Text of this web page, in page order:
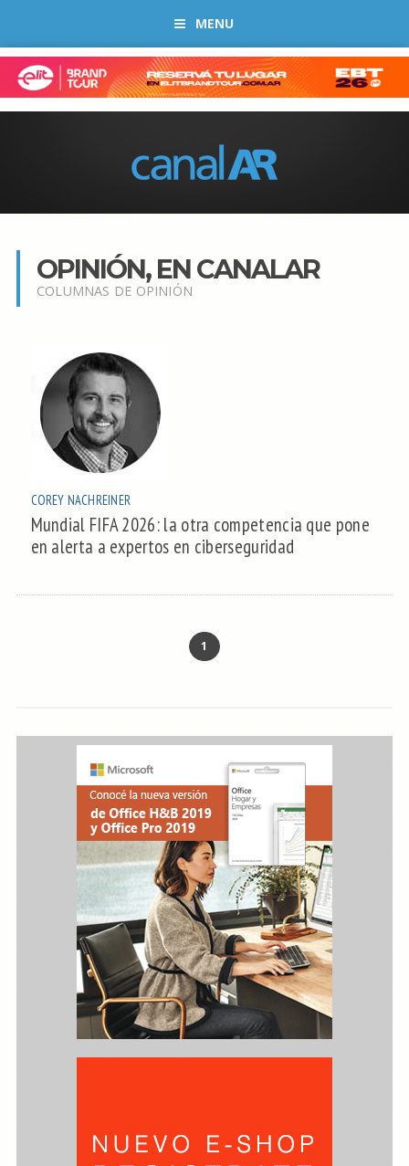
MENU
OPINIÓN, EN CANALAR
COLUMNAS DE OPINIÓN
COREY NACHREINER
Mundial FIFA 2026: la otra competencia que pone
en alerta a expertos en ciberseguridad
1